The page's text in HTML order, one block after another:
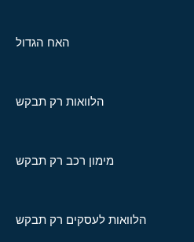
האח הגדול
הלוואות רק תבקש
מימון רכב רק תבקש
הלוואות לעסקים רק תבקש